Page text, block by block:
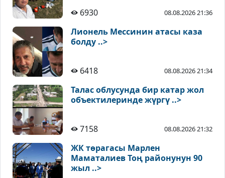
6930
08.08.2026 21:36
Лионель Мессинин атасы каза
болду ..>
6418 08.08.2026 21:34
Талас облусунда бир катар жол
объектилеринде жүргү ..>
7158 08.08.2026 21:32
ЖК төрагасы Марлен
Маматалиев Тоң районунун 90
жыл ..>